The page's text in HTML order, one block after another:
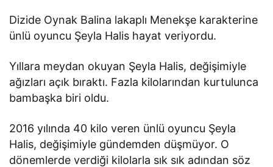
Dizide Oynak Balina lakaplı Menekşe karakterine
ünlü oyuncu Şeyla Halis hayat veriyordu.
Yıllara meydan okuyan Şeyla Halis, değişimiyle
ağızları açık bıraktı. Fazla kilolarından kurtulunca
bambaşka biri oldu.
2016 yılında 40 kilo veren ünlü oyuncu Şeyla
Halis, değişimiyle gündemden düşmüyor. O
dönemlerde verdiği kilolarla sık sık adından söz